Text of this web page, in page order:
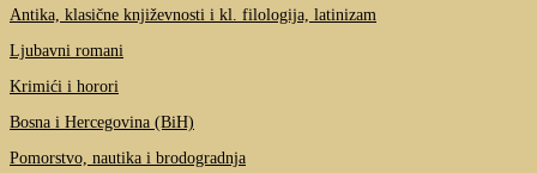
Antika, klasične književnosti i kl. filologija, latinizam
Ljubavni romani
Krimići i horori
Bosna i Hercegovina (BiH)
Pomorstvo, nautika i brodogradnja